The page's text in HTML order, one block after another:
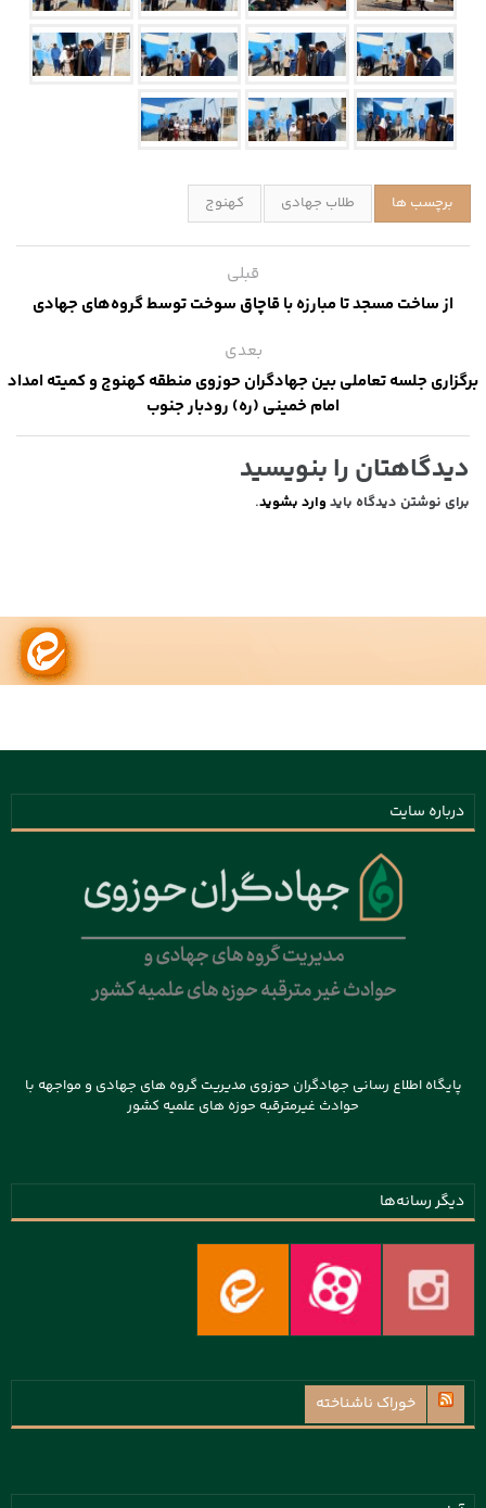
برچسب ها طلاب جهادی کهنوج
قبلی
از ساخت مسجد تا مبارزه با قاچاق سوخت توسط گروه‌های جهادی
بعدی
برگزاری جلسه تعاملی بین جهادگران حوزوی منطقه کهنوج و کمیته امداد
امام خمینی (ره) رودبار جنوب
دیدگاهتان را بنویسید
برای نوشتن دیدگاه باید وارد بشوید.
درباره سایت
پایگاه اطلاع رسانی جهادگران حوزوی مدیریت گروه های جهادی و مواجهه با
حوادث غیرمترقبه حوزه های علمیه کشور
دیگر رسانه‌ها
خوراک ناشناخته